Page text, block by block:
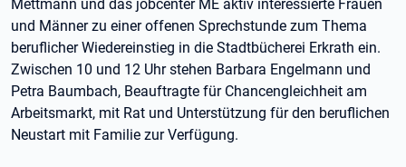
Mettmann und das jobcenter ME aktiv interessierte Frauen
und Männer zu einer offenen Sprechstunde zum Thema
beruflicher Wiedereinstieg in die Stadtbücherei Erkrath ein.
Zwischen 10 und 12 Uhr stehen Barbara Engelmann und
Petra Baumbach, Beauftragte für Chancengleichheit am
Arbeitsmarkt, mit Rat und Unterstützung für den beruflichen
Neustart mit Familie zur Verfügung.